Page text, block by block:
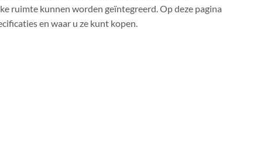
ruimte kunnen worden geïntegreerd. Op deze pagina
en waar u ze kunt kopen.